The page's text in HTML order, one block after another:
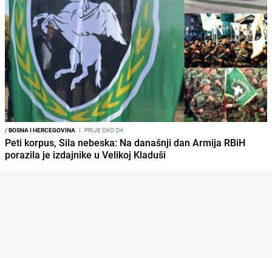
/BOSNA I HERCEGOVINA I PRIJE OKO 2H
Peti korpus, Sila nebeska: Na današnji dan Armija RBiH
porazila je izdajnike u Velikoj Kladuši